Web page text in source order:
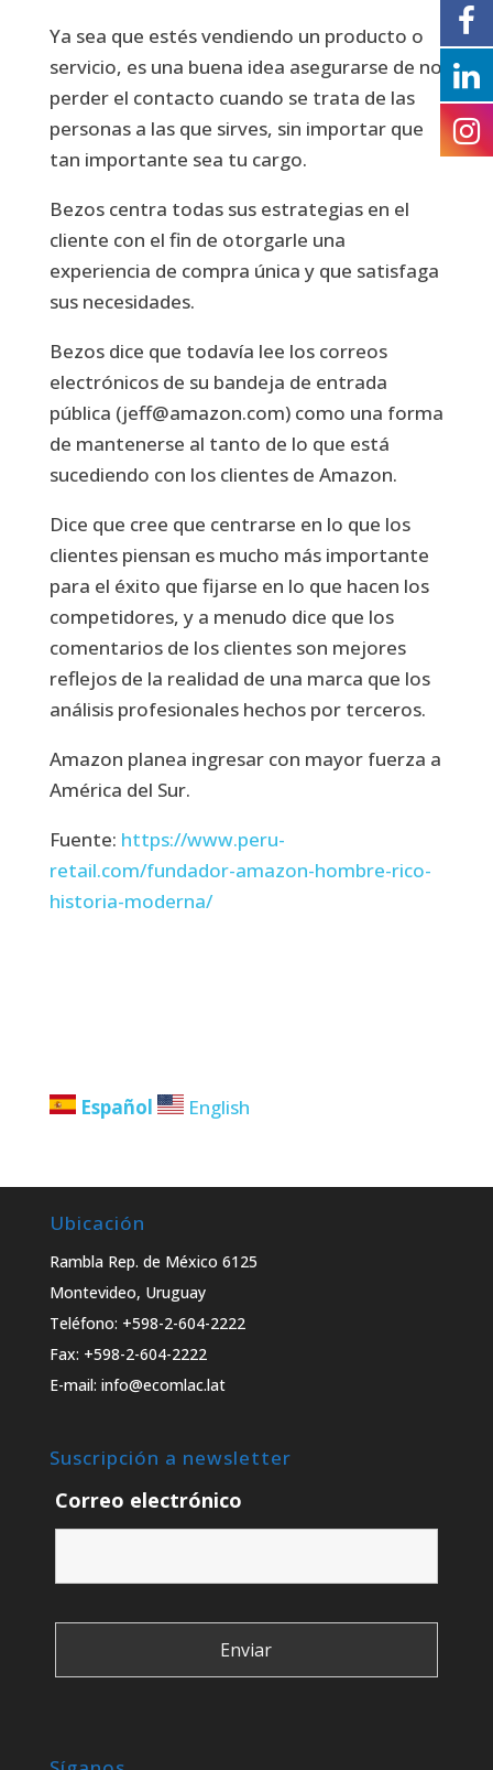
Ya sea que estés vendiendo un producto o
servicio, es una buena idea asegurarse de no
perder el contacto cuando se trata de las
personas a las que sirves, sin importar que
tan importante sea tu cargo.
Bezos centra todas sus estrategias en el
cliente con el fin de otorgarle una
experiencia de compra única y que satisfaga
sus necesidades.
Bezos dice que todavía lee los correos
electrónicos de su bandeja de entrada
pública (jeff@amazon.com) como una forma
de mantenerse al tanto de lo que está
sucediendo con los clientes de Amazon.
Dice que cree que centrarse en lo que los
clientes piensan es mucho más importante
para el éxito que fijarse en lo que hacen los
competidores, y a menudo dice que los
comentarios de los clientes son mejores
reflejos de la realidad de una marca que los
análisis profesionales hechos por terceros.
Amazon planea ingresar con mayor fuerza a
América del Sur.
Fuente: https://www.peru-
retail.com/fundador-amazon-hombre-rico-
historia-moderna/
Español English
Ubicación
Rambla Rep. de México 6125
Montevideo, Uruguay
Teléfono: +598-2-604-2222
Fax: +598-2-604-2222
E-mail: info@ecomlac.lat
Suscripción a newsletter
Correo electrónico